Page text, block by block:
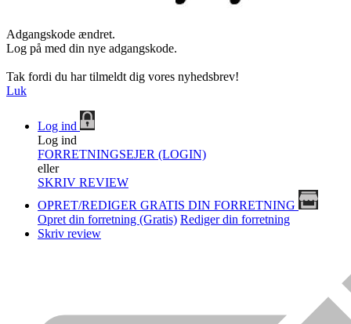
Adgangskode ændret.
Log på med din nye adgangskode.
Tak fordi du har tilmeldt dig vores nyhedsbrev!
Luk
Log ind
Log ind
FORRETNINGSEJER (LOGIN)
eller
SKRIV REVIEW
OPRET/REDIGER GRATIS DIN FORRETNING
Opret din forretning (Gratis) Rediger din forretning
Skriv review